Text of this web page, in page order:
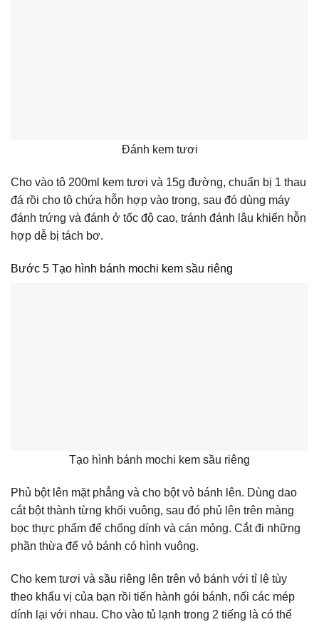
Đánh kem tươi
Cho vào tô 200ml kem tươi và 15g đường, chuẩn bị 1 thau
đá rồi cho tô chứa hỗn hợp vào trong, sau đó dùng máy
đánh trứng và đánh ở tốc độ cao, tránh đánh lâu khiến hỗn
hợp dễ bị tách bơ.
Bước 5 Tạo hình bánh mochi kem sầu riêng
Tạo hình bánh mochi kem sầu riêng
Phủ bột lên mặt phẳng và cho bột vỏ bánh lên. Dùng dao
cắt bột thành từng khối vuông, sau đó phủ lên trên màng
bọc thực phẩm để chống dính và cán mỏng. Cắt đi những
phần thừa để vỏ bánh có hình vuông.
Cho kem tươi và sầu riêng lên trên vỏ bánh với tỉ lệ tùy
theo khẩu vị của bạn rồi tiến hành gói bánh, nối các mép
dính lại với nhau. Cho vào tủ lạnh trong 2 tiếng là có thể